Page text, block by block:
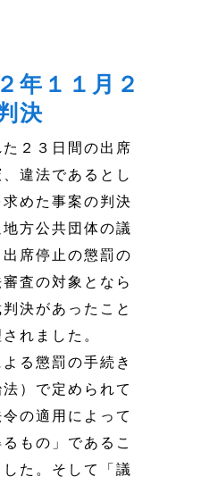
年１１月２
決
２３日間の出席
違法であるとし
めた事案の判決
方公共団体の議
席停止の懲罰の
査の対象となら
決があったこと
れました。
る懲罰の手続き
）で定められて
の適用によって
もの」であるこ
た。そして「議